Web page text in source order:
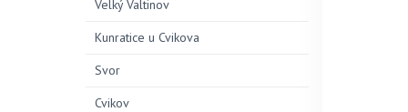
Velký Valtinov
Kunratice u Cvikova
Svor
Cvikov